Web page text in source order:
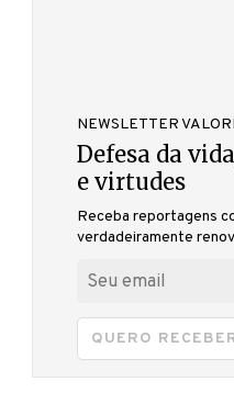
NEWSLETTER
Defesa da
e virtudes
Receba reportagens
verdadeiramente
QUERO